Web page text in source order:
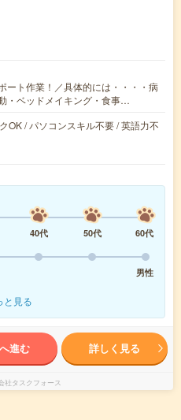
ート作業！／具体的には・・・・病
・ベッドメイキング・食事…
OK / パソコンスキル不要 / 英語力不
40代 50代
60代
男性
と見る
進む 詳しく見る
社タスクフォース